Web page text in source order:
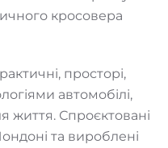
кросовера
просторі,
автомобілі,
життя. Спроєктовані
та вироблені